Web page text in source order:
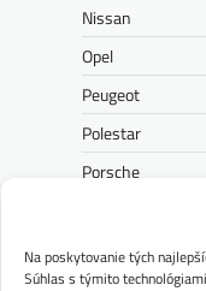
Na poskytovanie tých
Súhlas s týmito
Nissan
Opel
Peugeot
Polestar
Porsche
Range Rover